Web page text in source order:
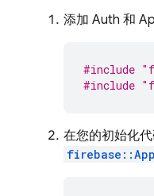
添加 Auth 和
#include
#include
在您的初始化
firebase::App